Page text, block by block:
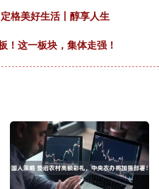
格美好生活丨醇享人生
！这一板块，集体走强！